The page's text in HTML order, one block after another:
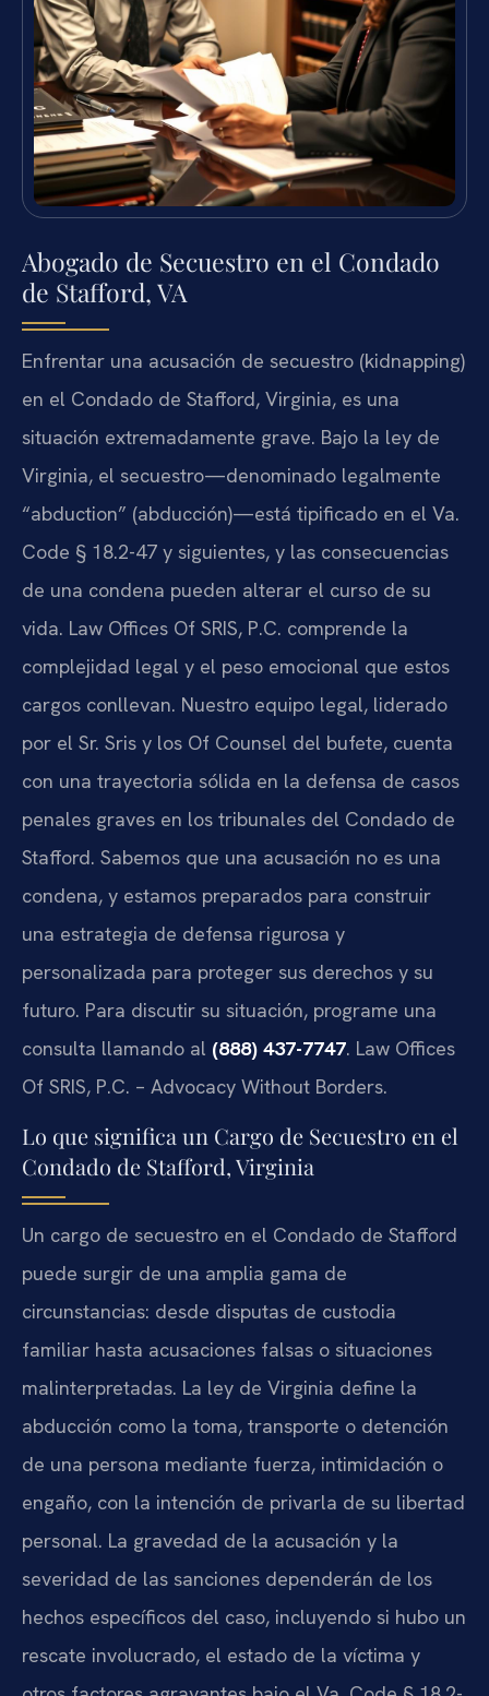
Abogado de Secuestro en el Condado
de Stafford, VA
Enfrentar una acusación de secuestro (kidnapping)
en el Condado de Stafford, Virginia, es una
situación extremadamente grave. Bajo la ley de
Virginia, el secuestro—denominado legalmente
“abduction” (abducción)—está tipificado en el Va.
Code § 18.2-47 y siguientes, y las consecuencias
de una condena pueden alterar el curso de su
vida. Law Offices Of SRIS, P.C. comprende la
complejidad legal y el peso emocional que estos
cargos conllevan. Nuestro equipo legal, liderado
por el Sr. Sris y los Of Counsel del bufete, cuenta
con una trayectoria sólida en la defensa de casos
penales graves en los tribunales del Condado de
Stafford. Sabemos que una acusación no es una
condena, y estamos preparados para construir
una estrategia de defensa rigurosa y
personalizada para proteger sus derechos y su
futuro. Para discutir su situación, programe una
consulta llamando al (888) 437-7747. Law Offices
Of SRIS, P.C. – Advocacy Without Borders.
Lo que significa un Cargo de Secuestro en el
Condado de Stafford, Virginia
Un cargo de secuestro en el Condado de Stafford
puede surgir de una amplia gama de
circunstancias: desde disputas de custodia
familiar hasta acusaciones falsas o situaciones
malinterpretadas. La ley de Virginia define la
abducción como la toma, transporte o detención
de una persona mediante fuerza, intimidación o
engaño, con la intención de privarla de su libertad
personal. La gravedad de la acusación y la
severidad de las sanciones dependerán de los
hechos específicos del caso, incluyendo si hubo un
rescate involucrado, el estado de la víctima y